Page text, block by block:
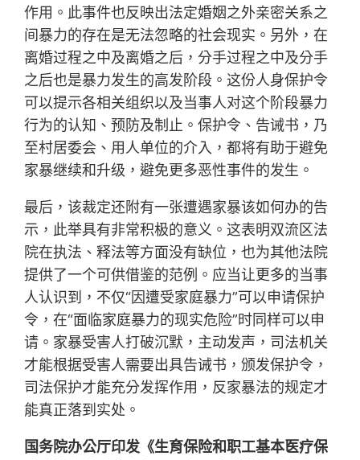
作用。此事件也反映出法定婚姻之外亲密关系之
间暴力的存在是无法忽略的社会现实。另外，在
离婚过程之中及离婚之后，分手过程之中及分手
之后也是暴力发生的高发阶段。这份人身保护令
可以提示各相关组织以及当事人对这个阶段暴力
行为的认知、预防及制止。保护令、告诫书，乃
至村居委会、用人单位的介入，都将有助于避免
家暴继续和升级，避免更多恶性事件的发生。
最后，该裁定还附有一张遭遇家暴该如何办的告
示，此举具有非常积极的意义。这表明双流区法
院在执法、释法等方面没有缺位，也为其他法院
提供了一个可供借鉴的范例。应当让更多的当事
人认识到，不仅“因遭受家庭暴力”可以申请保护
令，在“面临家庭暴力的现实危险”时同样可以申
请。家暴受害人打破沉默，主动发声，司法机关
才能根据受害人需要出具告诫书，颁发保护令，
司法保护才能充分发挥作用，反家暴法的规定才
能真正落到实处。
国务院办公厅印发《生育保险和职工基本医疗保